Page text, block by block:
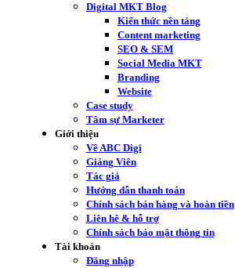
Digital MKT Blog
Kiến thức nền tảng
Content marketing
SEO & SEM
Social Media MKT
Branding
Website
Case study
Tâm sự Marketer
Giới thiệu
Về ABC Digi
Giảng Viên
Tác giả
Hướng dẫn thanh toán
Chính sách bán hàng và hoàn tiền
Liên hệ & hỗ trợ
Chính sách bảo mật thông tin
Tài khoản
Đăng nhập